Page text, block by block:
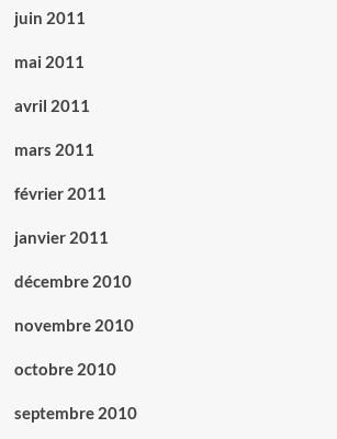
juin 2011
mai 2011
avril 2011
mars 2011
février 2011
janvier 2011
décembre 2010
novembre 2010
octobre 2010
septembre 2010